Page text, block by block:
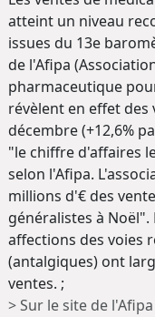
atteint un niveau
issues du 13e
de l'Afipa
pharmaceutique
révèlent en effet des
décembre (+12,6%
"le chiffre d'affaires
selon l'Afipa.
millions d'€ des
généralistes à
affections des voies
(antalgiques) ont
ventes. ;
>Sur le site de l'Afipa